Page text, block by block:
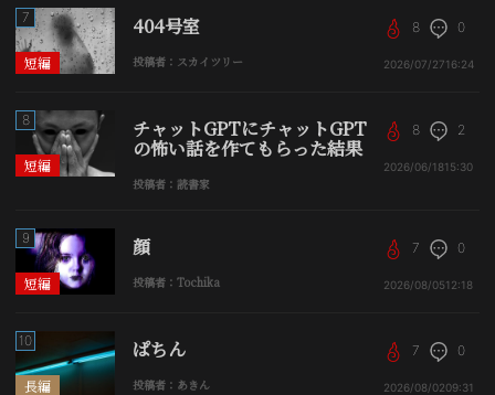
短編
7 404号室
投稿者：スカイツリー
8 0
2026/07/2716:24
短編
8 チャットGPTにチャットGPT
の怖い話を作てもらった結果
投稿者：読書家
8 2
2026/06/1815:30
短編
9 顔
投稿者：Tochika
7 0
2026/08/0512:18
長編
10 ぱちん
投稿者：あきん
7 0
2026/08/0209:31